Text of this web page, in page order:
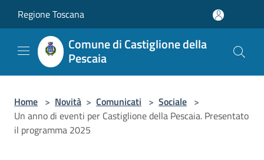
Regione Toscana
Comune di Castiglione della
Pescaia
Home > Novità > Comunicati > Sociale >
Un anno di eventi per Castiglione della Pescaia. Presentato
il programma 2025